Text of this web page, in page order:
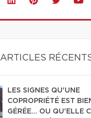
ARTICLES
LES SIGNES QU'UNE
COPROPRIÉTÉ EST
GÉRÉE… OU QU'ELLE